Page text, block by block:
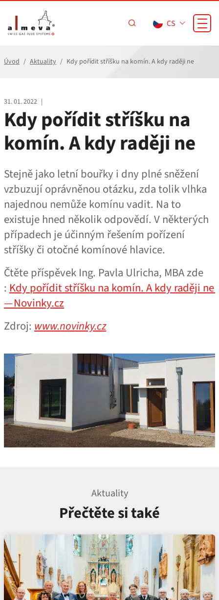
CS
Úvod Aktuality Kdy pořídit stříšku na komín. A kdy raději ne
31. 01. 2022 |
Kdy pořídit stříšku na
komín. A kdy raději ne
Stejně jako letní bouřky i dny plné sněžení
vzbuzují oprávněnou otázku, zda tolik vlhka
najednou nemůže komínu vadit. Na to
existuje hned několik odpovědí. V některých
případech je účinným řešením pořízení
stříšky či otočné komínové hlavice.
Čtěte příspěvek Ing. Pavla Ulricha, MBA zde
: Kdy pořídit stříšku na komín. A kdy raději ne
— Novinky.cz
Zdroj: www.novinky.cz
Aktuality
Přečtěte si také